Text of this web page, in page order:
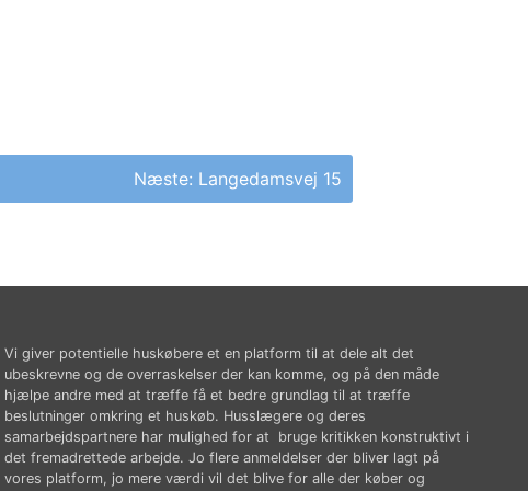
Næste: Langedamsvej 15
Vi giver potentielle huskøbere et en platform til at dele alt det
ubeskrevne og de overraskelser der kan komme, og på den måde
hjælpe andre med at træffe få et bedre grundlag til at træffe
beslutninger omkring et huskøb. Husslægere og deres
samarbejdspartnere har mulighed for at bruge kritikken konstruktivt i
det fremadrettede arbejde. Jo flere anmeldelser der bliver lagt på
vores platform, jo mere værdi vil det blive for alle der køber og